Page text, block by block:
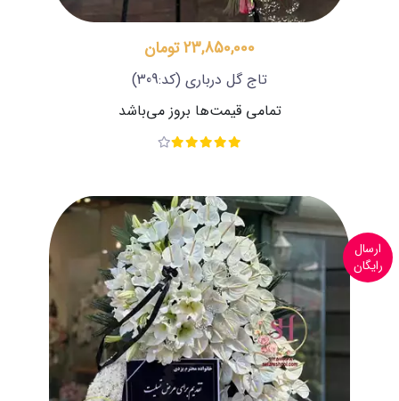
23,850,000 تومان
تاج گل درباری (کد:309)
تمامی قیمت‌ها بروز می‌باشد
ارسال
رایگان